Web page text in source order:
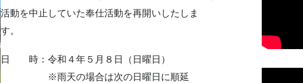
活動を中止していた奉仕活動を再開いしたしま
す。
日 時：令和４年５月８日（日曜日）
※雨天の場合は次の日曜日に順延